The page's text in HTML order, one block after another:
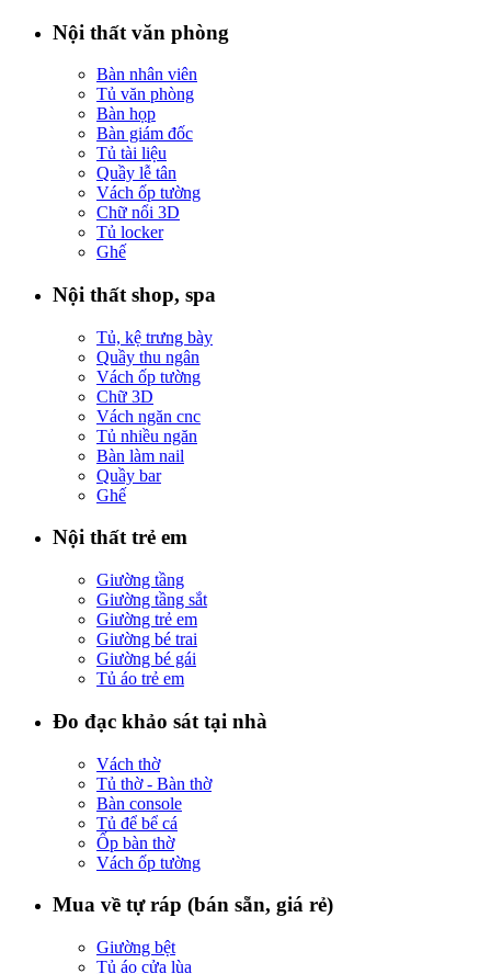
Nội thất văn phòng
Bàn nhân viên
Tủ văn phòng
Bàn họp
Bàn giám đốc
Tủ tài liệu
Quầy lễ tân
Vách ốp tường
Chữ nổi 3D
Tủ locker
Ghế
Nội thất shop, spa
Tủ, kệ trưng bày
Quầy thu ngân
Vách ốp tường
Chữ 3D
Vách ngăn cnc
Tủ nhiều ngăn
Bàn làm nail
Quầy bar
Ghế
Nội thất trẻ em
Giường tầng
Giường tầng sắt
Giường trẻ em
Giường bé trai
Giường bé gái
Tủ áo trẻ em
Đo đạc khảo sát tại nhà
Vách thờ
Tủ thờ - Bàn thờ
Bàn console
Tủ để bể cá
Ốp bàn thờ
Vách ốp tường
Mua về tự ráp (bán sẵn, giá rẻ)
Giường bệt
Tủ áo cửa lùa